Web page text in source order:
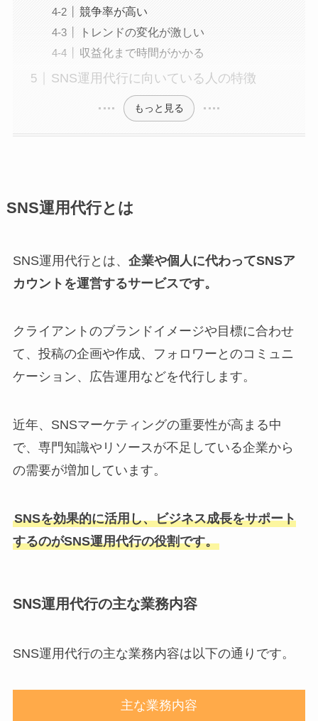
競争率が高い
トレンドの変化が激しい
収益化まで時間がかかる
SNS運用代行に向いている人の特徴
もっと見る
SNS運用代行とは
SNS運用代行とは、 企業や個人に代わってSNSア
カウントを運営するサービスです。
クライアントのブランドイメージや目標に合わせ
て、投稿の企画や作成、フォロワーとのコミュニ
ケーション、広告運用などを代行します。
近年、SNSマーケティングの重要性が高まる中
で、専門知識やリソースが不足している企業から
の需要が増加しています。
SNSを効果的に活用し、ビジネス成長をサポート
するのがSNS運用代行の役割です。
SNS運用代行の主な業務内容
SNS運用代行の主な業務内容は以下の通りです。
主な業務内容